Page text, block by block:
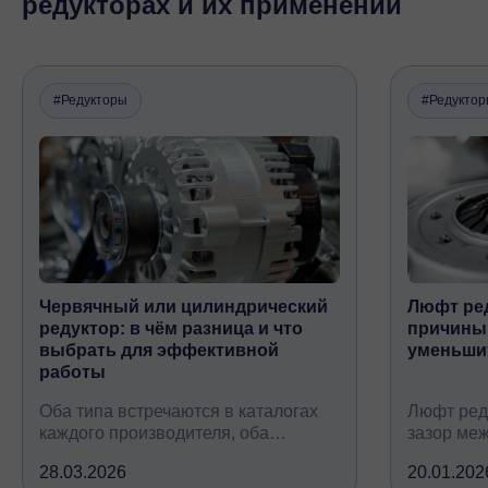
#Редукторы
Червячный или цилиндрический
редуктор: в чём разница и что
выбрать для эффективной
работы
Оба типа встречаются в каталогах
каждого производителя, оба
крутящий момент, но устроены
28.03.2026
Люфт
Люфт
зазор